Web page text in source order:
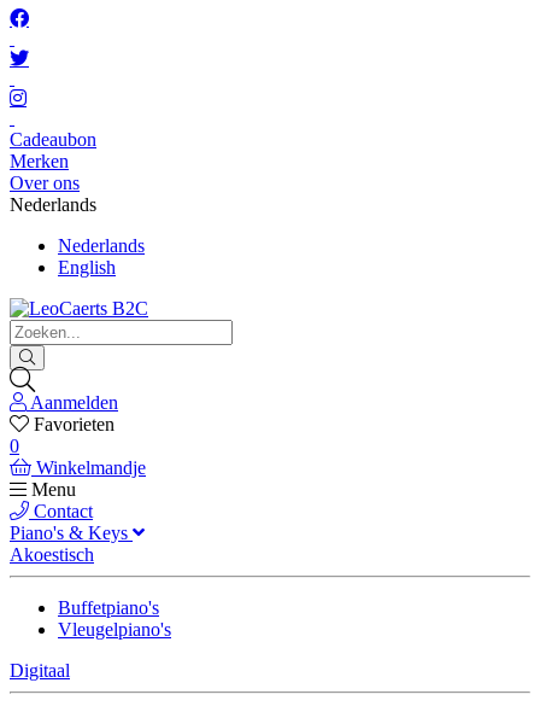
Cadeaubon
Merken
Over ons
Nederlands
Nederlands
English
Aanmelden
Favorieten
0
Winkelmandje
Menu
Contact
Piano's & Keys
Akoestisch
Buffetpiano's
Vleugelpiano's
Digitaal